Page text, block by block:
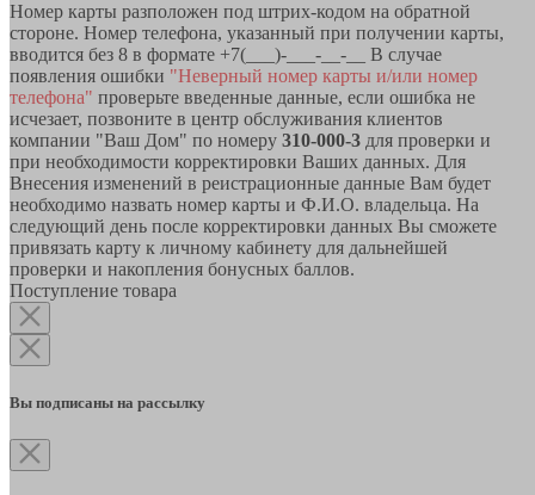
Номер карты разположен под штрих-кодом на обратной
стороне. Номер телефона, указанный при получении карты,
вводится без 8 в формате +7(___)-___-__-__ В случае
появления ошибки "Неверный номер карты и/или номер
телефона" проверьте введенные данные, если ошибка не
исчезает, позвоните в центр обслуживания клиентов
компании "Ваш Дом" по номеру 310-000-3 для проверки и
при необходимости корректировки Ваших данных. Для
Внесения изменений в реистрационные данные Вам будет
необходимо назвать номер карты и Ф.И.О. владельца. На
следующий день после корректировки данных Вы сможете
привязать карту к личному кабинету для дальнейшей
проверки и накопления бонусных баллов.
Поступление товара
Вы подписаны на рассылку